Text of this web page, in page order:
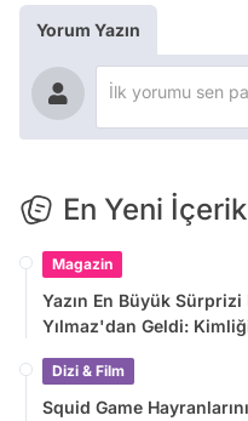
Yorum Yazın
En Yeni
Magazin
Yazın En Büyük
Yılmaz'dan Geldi:
Dizi & Film
Squid Game